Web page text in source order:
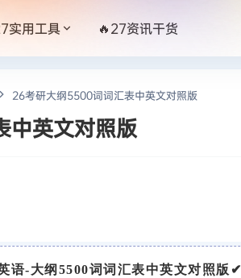
实用工具 🔥27资讯干货
26考研大纲5500词词汇表中英文对照版
中英文对照版
语-大纲5500词词汇表中英文对照版✔